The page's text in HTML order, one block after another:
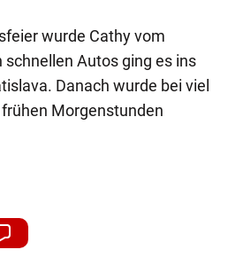
wurde Cathy vom
schnellen Autos ging es ins
Danach wurde bei viel
Morgenstunden